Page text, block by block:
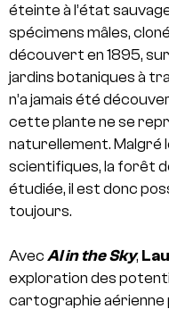
éteinte à l’état
spécimens mâles,
découvert en 1895,
jardins botaniques à
n’a jamais été
cette plante ne se
naturellement. Malgré
scientifiques, la forêt
étudiée, il est donc
toujours.
Avec AI in the Sky,
exploration des
cartographie aérienne